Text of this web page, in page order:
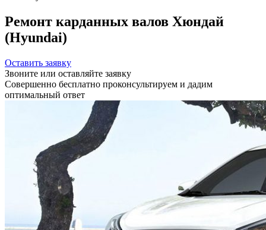
Ремонт карданных валов Хюндай
(Hyundai)
Оставить заявку
Звоните или оставляйте заявку
Совершенно бесплатно проконсультируем и дадим
оптимальный ответ